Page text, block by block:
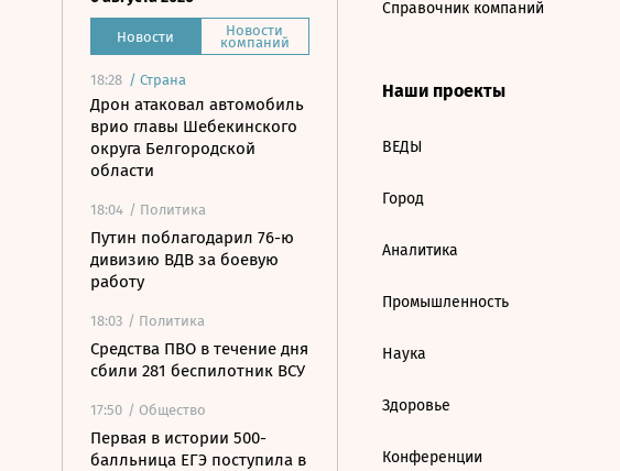
Новости Новости
компаний
18:28 / Страна
Дрон атаковал автомобиль
врио главы Шебекинского
округа Белгородской
области
18:04 / Политика
Путин поблагодарил 76-ю
дивизию ВДВ за боевую
работу
18:03 / Политика
Средства ПВО в течение дня
сбили 281 беспилотник ВСУ
17:50 / Общество
Первая в истории 500-
балльница ЕГЭ поступила в
Справочник компаний
Наши проекты
ВЕДЫ
Город
Аналитика
Промышленность
Наука
Здоровье
Конференции